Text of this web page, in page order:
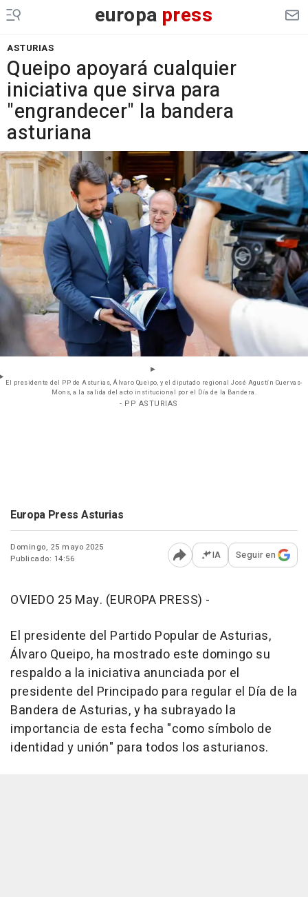
europa press
ASTURIAS
Queipo apoyará cualquier
iniciativa que sirva para
"engrandecer" la bandera
asturiana
El presidente del PP de Asturias, Álvaro Queipo, y el diputado regional José Agustín Cuervas-
Mons, a la salida del acto institucional por el Día de la Bandera.
- PP ASTURIAS
Europa Press Asturias
Domingo, 25 mayo 2025
Publicado: 14:56
Abrir opciones para
IA Seguir en
OVIEDO 25 May. (EUROPA PRESS) -
El presidente del Partido Popular de Asturias,
Álvaro Queipo, ha mostrado este domingo su
respaldo a la iniciativa anunciada por el
presidente del Principado para regular el Día de la
Bandera de Asturias, y ha subrayado la
importancia de esta fecha "como símbolo de
identidad y unión" para todos los asturianos.